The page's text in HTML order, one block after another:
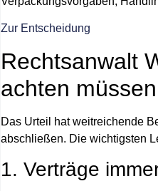
Zur Entscheidung
Rechtsanwalt
achten müssen
Das Urteil hat weitreichende
abschließen. Die wichtigsten
1. Verträge